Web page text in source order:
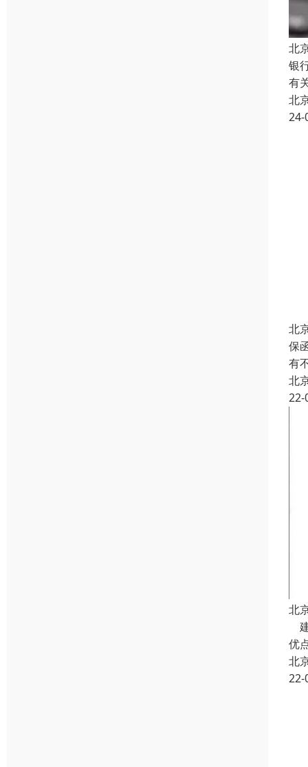
北
银
有
北
24-
北
保
有
北
22-
北
优
北
22-